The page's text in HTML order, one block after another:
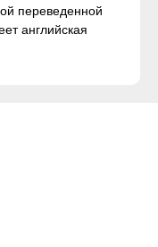
переведенной
английская